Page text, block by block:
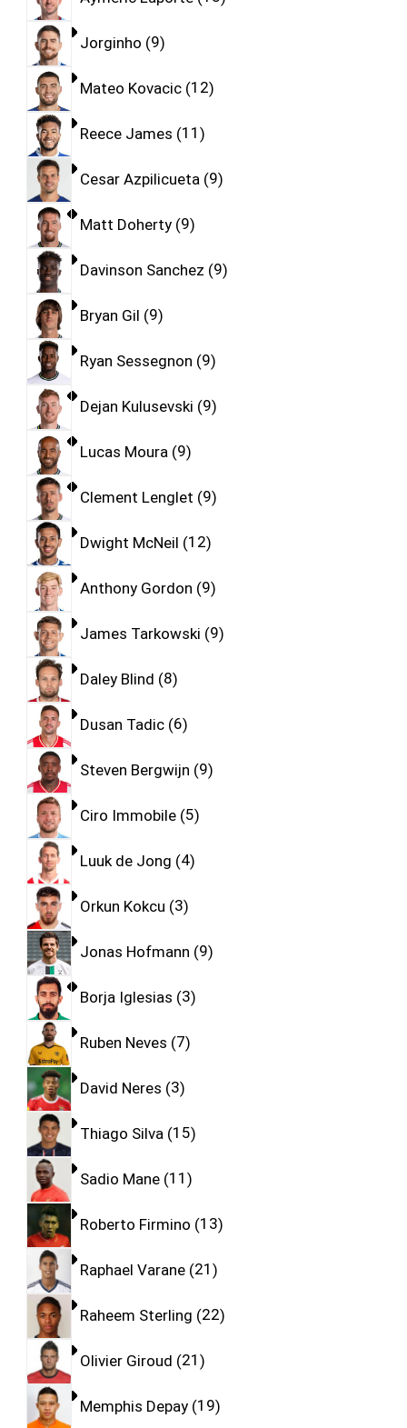
Jorginho 9
Mateo Kovacic 12
Reece James 11
Cesar Azpilicueta 9
Matt Doherty 9
Davinson Sanchez 9
Bryan Gil 9
Ryan Sessegnon 9
Dejan Kulusevski 9
Lucas Moura 9
Clement Lenglet 9
Dwight McNeil 12
Anthony Gordon 9
James Tarkowski 9
Daley Blind 8
Dusan Tadic 6
Steven Bergwijn 9
Ciro Immobile 5
Luuk de Jong 4
Orkun Kokcu 3
Jonas Hofmann 9
Borja Iglesias 3
Ruben Neves 7
David Neres 3
Thiago Silva 15
Sadio Mane 11
Roberto Firmino 13
Raphael Varane 21
Raheem Sterling 22
Olivier Giroud 21
Memphis Depay 19